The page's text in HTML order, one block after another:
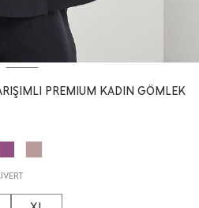
PREMIUM KADIN GÖMLEK